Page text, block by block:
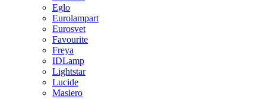
Eglo
Eurolampart
Eurosvet
Favourite
Freya
IDLamp
Lightstar
Lucide
Masiero